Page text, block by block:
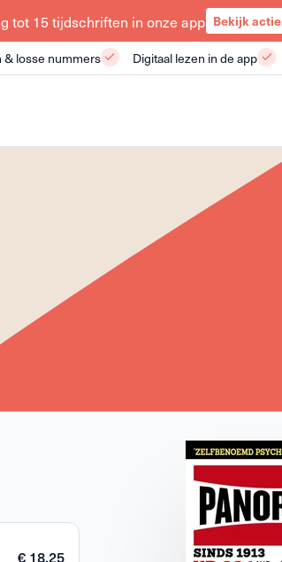
tot 15 tijdschriften in onze app Bekijk actie
losse nummers Digitaal lezen in de app
€ 18,25